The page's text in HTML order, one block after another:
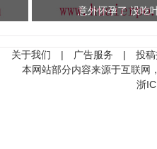
意外怀孕了 没吃
关于我们 | 广告服务 |
投
本网站部分内容来源于互联网
浙